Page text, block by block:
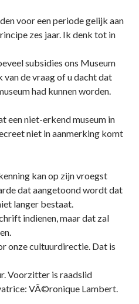
voor een periode gelijk aan
zes jaar. Ik denk tot in
subsidies ons Museum
van de vraag of u dacht dat
had kunnen worden.
een niet-erkend museum in
niet in aanmerking komt
kan op zijn vroegst
dat aangetoond wordt dat
langer bestaat.
indienen, maar dat zal
onze cultuurdirectie. Dat is
Voorzitter is raadslid
VÃ©ronique Lambert.